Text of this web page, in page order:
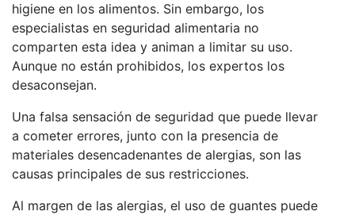
higiene en los alimentos. Sin embargo, los
especialistas en seguridad alimentaria no
comparten esta idea y animan a limitar su uso.
Aunque no están prohibidos, los expertos los
desaconsejan.
Una falsa sensación de seguridad que puede llevar
a cometer errores, junto con la presencia de
materiales desencadenantes de alergias, son las
causas principales de sus restricciones.
Al margen de las alergias, el uso de guantes puede